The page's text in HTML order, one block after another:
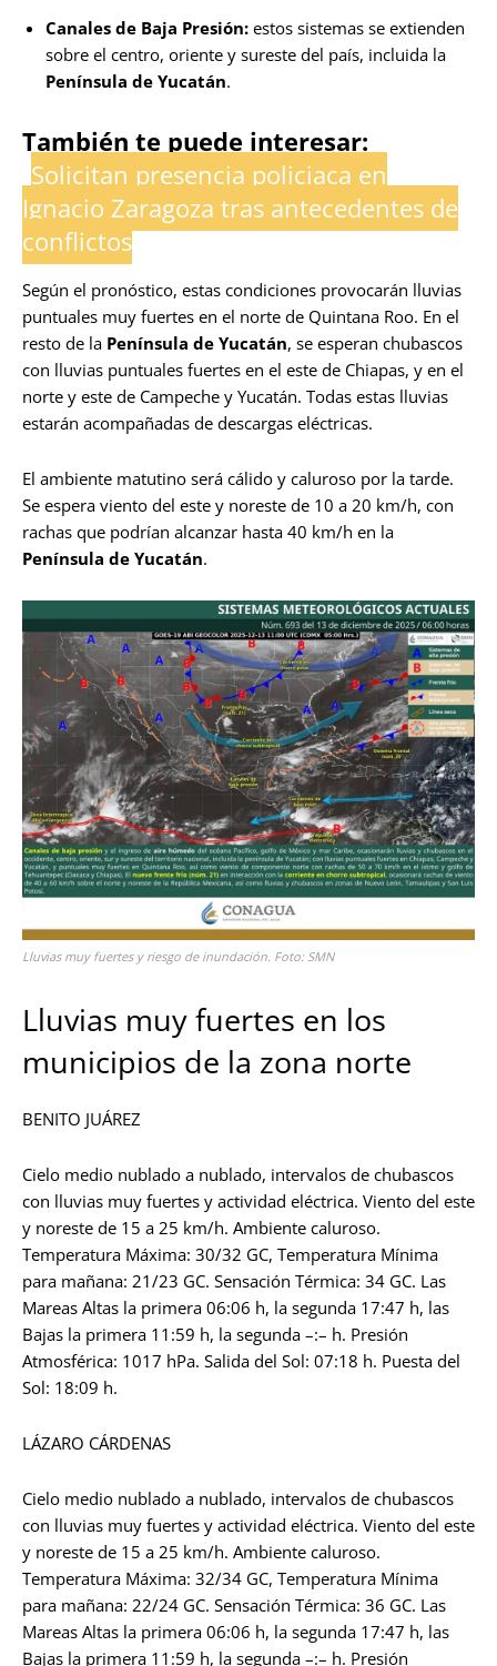
Canales de Baja Presión: estos sistemas se extienden
sobre el centro, oriente y sureste del país, incluida la
Península de Yucatán.
También te puede interesar:
Solicitan presencia policiaca en
Ignacio Zaragoza tras antecedentes de
conflictos
Según el pronóstico, estas condiciones provocarán lluvias
puntuales muy fuertes en el norte de Quintana Roo. En el
resto de la Península de Yucatán, se esperan chubascos
con lluvias puntuales fuertes en el este de Chiapas, y en el
norte y este de Campeche y Yucatán. Todas estas lluvias
estarán acompañadas de descargas eléctricas.
El ambiente matutino será cálido y caluroso por la tarde.
Se espera viento del este y noreste de 10 a 20 km/h, con
rachas que podrían alcanzar hasta 40 km/h en la
Península de Yucatán.
Lluvias muy fuertes y riesgo de inundación. Foto: SMN
Lluvias muy fuertes en los
municipios de la zona norte
BENITO JUÁREZ
Cielo medio nublado a nublado, intervalos de chubascos
con lluvias muy fuertes y actividad eléctrica. Viento del este
y noreste de 15 a 25 km/h. Ambiente caluroso.
Temperatura Máxima: 30/32 GC, Temperatura Mínima
para mañana: 21/23 GC. Sensación Térmica: 34 GC. Las
Mareas Altas la primera 06:06 h, la segunda 17:47 h, las
Bajas la primera 11:59 h, la segunda –:– h. Presión
Atmosférica: 1017 hPa. Salida del Sol: 07:18 h. Puesta del
Sol: 18:09 h.
LÁZARO CÁRDENAS
Cielo medio nublado a nublado, intervalos de chubascos
con lluvias muy fuertes y actividad eléctrica. Viento del este
y noreste de 15 a 25 km/h. Ambiente caluroso.
Temperatura Máxima: 32/34 GC, Temperatura Mínima
para mañana: 22/24 GC. Sensación Térmica: 36 GC. Las
Mareas Altas la primera 06:06 h, la segunda 17:47 h, las
Bajas la primera 11:59 h, la segunda –:– h. Presión